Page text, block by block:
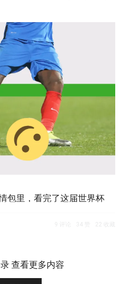
包里，看完了这届世界杯
查看更多内容